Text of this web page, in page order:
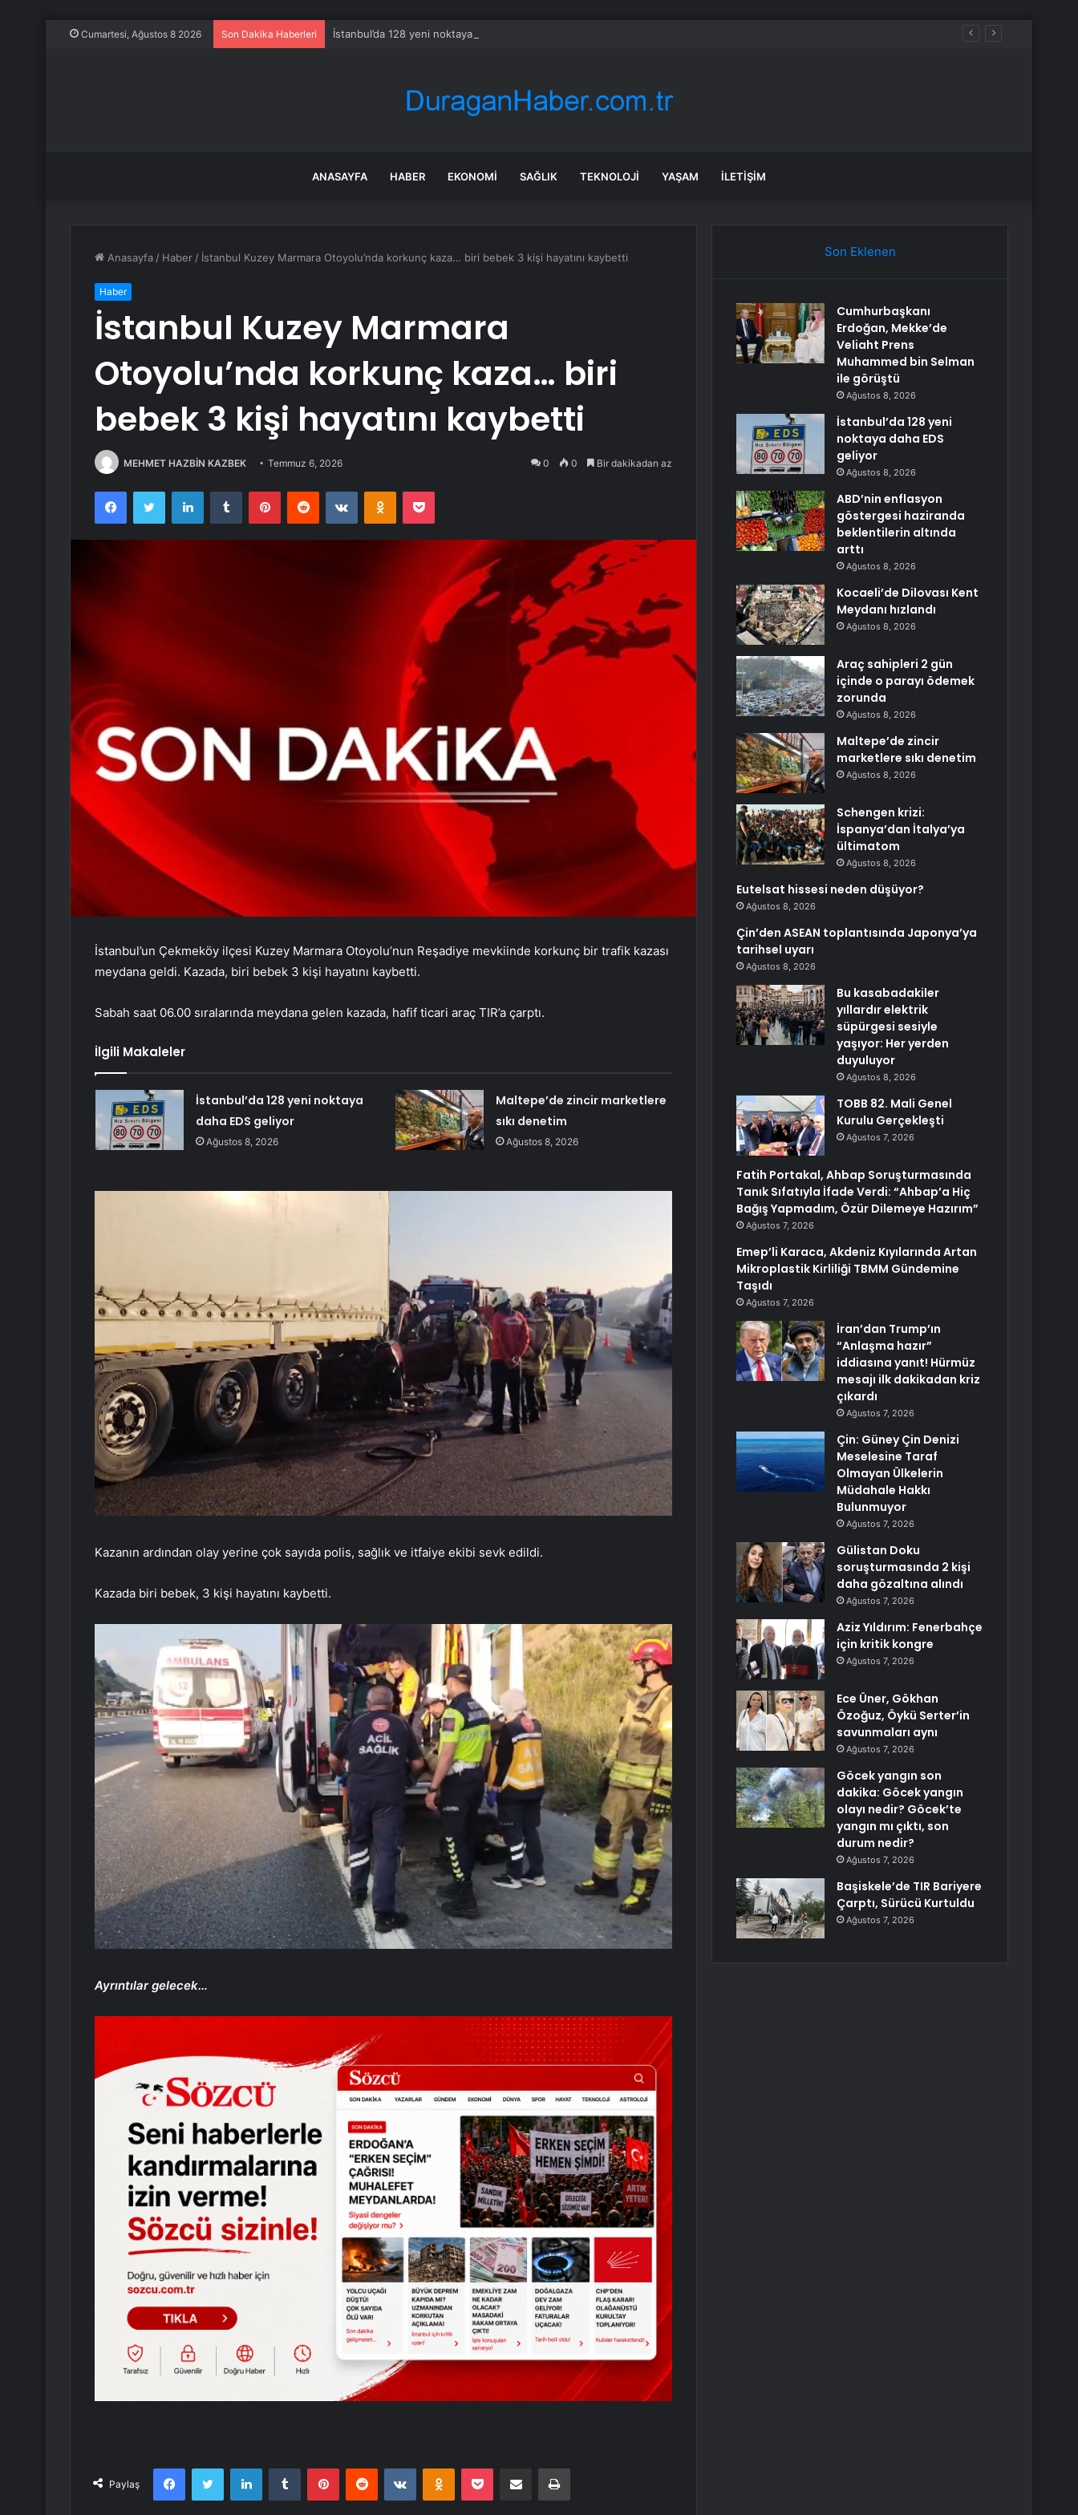
Cumartesi, Ağustos 8 2026 Son Dakika Haberleri İstanbul’da 128 yeni noktaya daha EDS geliyor
ANASAYFA HABER EKONOMI SAĞLIK TEKNOLOJI YAŞAM İLETIŞIM
Anasayfa / Haber / İstanbul Kuzey Marmara Otoyolu’nda korkunç kaza… biri bebek 3 kişi hayatını kaybetti
Haber
İstanbul Kuzey Marmara
Otoyolu’nda korkunç kaza… biri
bebek 3 kişi hayatını kaybetti
MEHMET HAZBİN KAZBEK Temmuz 6, 2026 0 0 Bir dakikadan az
FacebookTwitter LinkedInTumblr PinterestReddit VKontakteOdnoklassniki
Pocket
İstanbul’un Çekmeköy ilçesi Kuzey Marmara Otoyolu’nun Reşadiye mevkiinde korkunç bir trafik kazası
meydana geldi. Kazada, biri bebek 3 kişi hayatını kaybetti.
Sabah saat 06.00 sıralarında meydana gelen kazada, hafif ticari araç TIR’a çarptı.
İlgili Makaleler
İstanbul’da 128 yeni noktaya
daha EDS geliyor
Ağustos 8, 2026
Maltepe’de zincir marketlere
sıkı denetim
Ağustos 8, 2026
Kazanın ardından olay yerine çok sayıda polis, sağlık ve itfaiye ekibi sevk edildi.
Kazada biri bebek, 3 kişi hayatını kaybetti.
Ayrıntılar gelecek…
Paylaş
FacebookTwitter LinkedInTumblr PinterestReddit VKontakteOdnoklassniki
Pocket E-Posta ile paylaş Yazdır
Son Eklenen
Cumhurbaşkanı
Erdoğan, Mekke’de
Veliaht Prens
Muhammed bin Selman
ile görüştü
Ağustos 8, 2026
İstanbul’da 128 yeni
noktaya daha EDS
geliyor
Ağustos 8, 2026
ABD’nin enflasyon
göstergesi haziranda
beklentilerin altında
arttı
Ağustos 8, 2026
Kocaeli’de Dilovası Kent
Meydanı hızlandı
Ağustos 8, 2026
Araç sahipleri 2 gün
içinde o parayı ödemek
zorunda
Ağustos 8, 2026
Maltepe’de zincir
marketlere sıkı denetim
Ağustos 8, 2026
Schengen krizi:
İspanya’dan İtalya’ya
ültimatom
Ağustos 8, 2026
Eutelsat hissesi neden düşüyor?
Ağustos 8, 2026
Çin’den ASEAN toplantısında Japonya’ya
tarihsel uyarı
Ağustos 8, 2026
Bu kasabadakiler
yıllardır elektrik
süpürgesi sesiyle
yaşıyor: Her yerden
duyuluyor
Ağustos 8, 2026
TOBB 82. Mali Genel
Kurulu Gerçekleşti
Ağustos 7, 2026
Fatih Portakal, Ahbap Soruşturmasında
Tanık Sıfatıyla İfade Verdi: “Ahbap’a Hiç
Bağış Yapmadım, Özür Dilemeye Hazırım”
Ağustos 7, 2026
Emep’li Karaca, Akdeniz Kıyılarında Artan
Mikroplastik Kirliliği TBMM Gündemine
Taşıdı
Ağustos 7, 2026
İran’dan Trump’ın
“Anlaşma hazır”
iddiasına yanıt! Hürmüz
mesajı ilk dakikadan kriz
çıkardı
Ağustos 7, 2026
Çin: Güney Çin Denizi
Meselesine Taraf
Olmayan Ülkelerin
Müdahale Hakkı
Bulunmuyor
Ağustos 7, 2026
Gülistan Doku
soruşturmasında 2 kişi
daha gözaltına alındı
Ağustos 7, 2026
Aziz Yıldırım: Fenerbahçe
için kritik kongre
Ağustos 7, 2026
Ece Üner, Gökhan
Özoğuz, Öykü Serter’in
savunmaları aynı
Ağustos 7, 2026
Göcek yangın son
dakika: Göcek yangın
olayı nedir? Göcek’te
yangın mı çıktı, son
durum nedir?
Ağustos 7, 2026
Başiskele’de TIR Bariyere
Çarptı, Sürücü Kurtuldu
Ağustos 7, 2026